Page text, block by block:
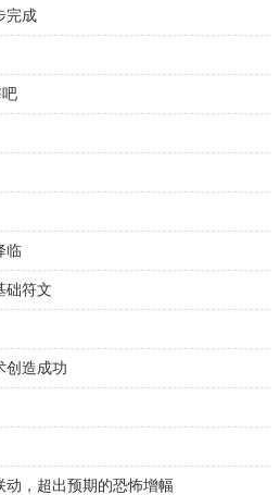
完成
临
础符文
创造成功
，超出预期的恐怖增幅